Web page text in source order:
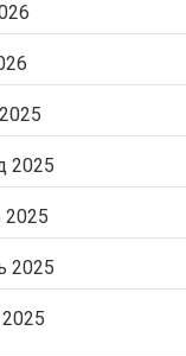
2025
2025